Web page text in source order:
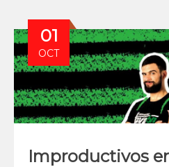
01
OCT
Improductivos